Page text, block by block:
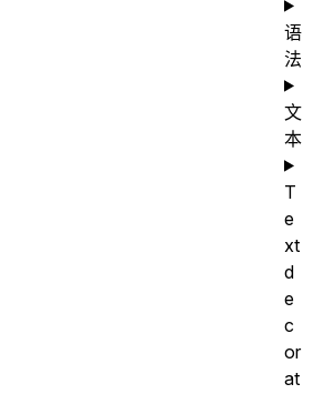
语
法
文
本
T
e
xt
d
e
c
or
at